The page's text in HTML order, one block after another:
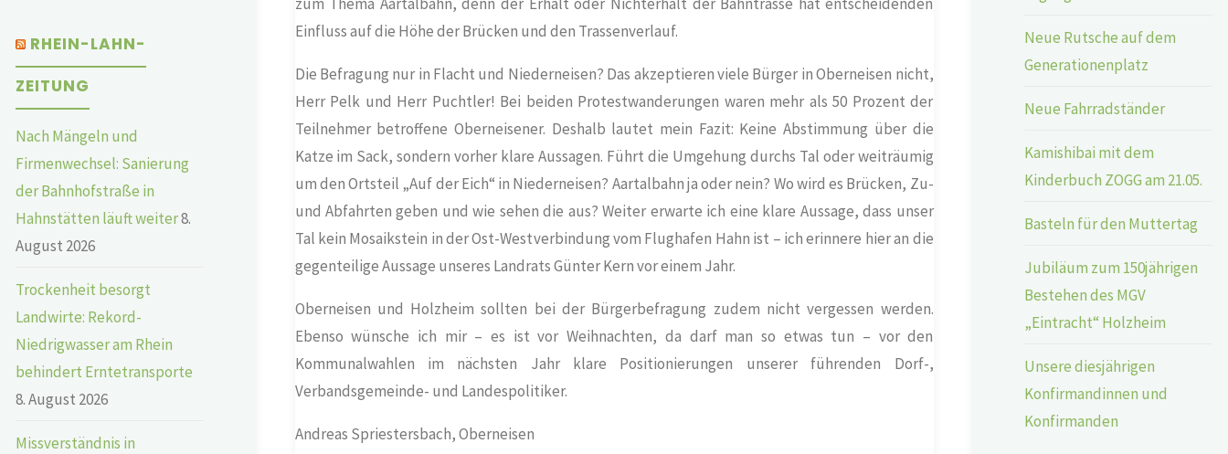
Einfluss auf die Höhe der Brücken und den Trassenverlauf.
Die Befragung nur in Flacht und Niederneisen? Das akzeptieren viele Bürger in Oberneisen nicht,
Herr Pelk und Herr Puchtler! Bei beiden Protestwanderungen waren mehr als 50 Prozent der
Teilnehmer betroffene Oberneisener. Deshalb lautet mein Fazit: Keine Abstimmung über die
Katze im Sack, sondern vorher klare Aussagen. Führt die Umgehung durchs Tal oder weiträumig
um den Ortsteil „Auf der Eich“ in Niederneisen? Aartalbahn ja oder nein? Wo wird es Brücken, Zu-
und Abfahrten geben und wie sehen die aus? Weiter erwarte ich eine klare Aussage, dass unser
Tal kein Mosaikstein in der Ost-Westverbindung vom Flughafen Hahn ist – ich erinnere hier an die
gegenteilige Aussage unseres Landrats Günter Kern vor einem Jahr.
Oberneisen und Holzheim sollten bei der Bürgerbefragung zudem nicht vergessen werden.
Ebenso wünsche ich mir – es ist vor Weihnachten, da darf man so etwas tun – vor den
Kommunalwahlen im nächsten Jahr klare Positionierungen unserer führenden Dorf-,
Verbandsgemeinde- und Landespolitiker.
Andreas Spriestersbach, Oberneisen
RHEIN-LAHN-
ZEITUNG
Nach Mängeln und
Firmenwechsel: Sanierung
der Bahnhofstraße in
Hahnstätten läuft weiter8.
August 2026
Trockenheit besorgt
Landwirte: Rekord-
Niedrigwasser am Rhein
behindert Erntetransporte
8. August 2026
Missverständnis in
Neue Rutsche auf dem
Generationenplatz
Neue Fahrradständer
Kamishibai mit dem
Kinderbuch ZOGG am 21.05.
Basteln für den Muttertag
Jubiläum zum 150jährigen
Bestehen des MGV
„Eintracht“ Holzheim
Unsere diesjährigen
Konfirmandinnen und
Konfirmanden